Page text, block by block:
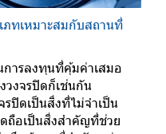
ภทเหมาะสมกับสถานที่
การลงทุนที่คุ้มค่าเสมอ
วงจรปิดก็เช่นกัน
ปิดเป็นสิ่งที่ไม่จำเป็น
ถือเป็นสิ่งสำคัญที่ช่วย